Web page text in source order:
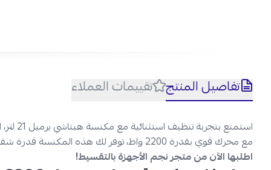
تفاصيل المنتج تقييمات العملاء
استمتع بتجربة تنظيف استثنائية مع مكنسة هيتاشي برميل 21 لتر، التي تجمع بين الأداء العالي والتصميم العملي.
مع محرك قوي بقدرة 2200 واط، توفر لك هذه المكنسة قدرة شفط فائقة تضمن تنظيفًا دقيقًا وفعالًا لجميع أسطح منزلك.
اطلبها الآن من متجر نجم الأجهزة بالتقسيط!